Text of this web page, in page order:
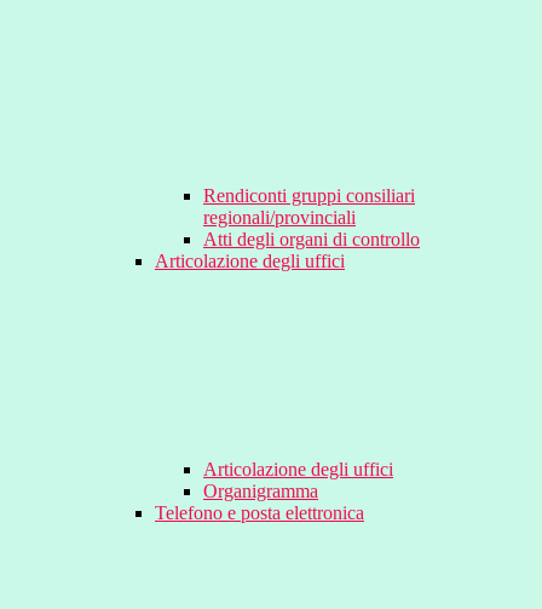
Rendiconti gruppi consiliari
regionali/provinciali
Atti degli organi di controllo
Articolazione degli uffici
Articolazione degli uffici
Organigramma
Telefono e posta elettronica